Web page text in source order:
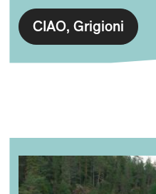
CIAO, Grigioni